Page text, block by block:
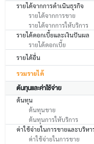
รายได้จากการดำเนินธุรกิจ
รายได้จากการขาย
รายได้จากการให้บริการ
รายได้ดอกเบี้ยและเงินปันผล
รายได้ดอกเบี้ย
รายได้อื่น
รวมรายได้
ต้นทุนและค่าใช้จ่าย
ต้นทุน
ต้นทุนขาย
ต้นทุนการให้บริการ
ค่าใช้จ่ายในการขายและบริหา
ค่าใช้จ่ายในการขาย